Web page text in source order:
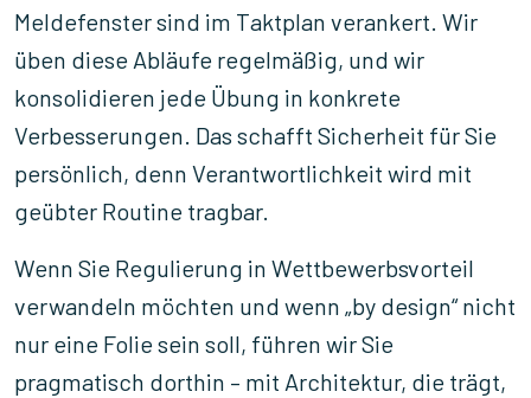
Meldefenster sind im Taktplan verankert. Wir
üben diese Abläufe regelmäßig, und wir
konsolidieren jede Übung in konkrete
Verbesserungen. Das schafft Sicherheit für Sie
persönlich, denn Verantwortlichkeit wird mit
geübter Routine tragbar.
Wenn Sie Regulierung in Wettbewerbsvorteil
verwandeln möchten und wenn „by design“ nicht
nur eine Folie sein soll, führen wir Sie
pragmatisch dorthin – mit Architektur, die trägt,